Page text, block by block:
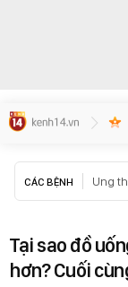
CÁC BỆNH Ung
Tại sao đồ
hơn? Cuối